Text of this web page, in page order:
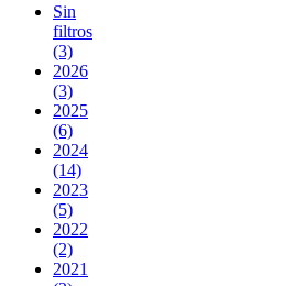
Sin
filtros
(3)
2026
(3)
2025
(6)
2024
(14)
2023
(5)
2022
(2)
2021